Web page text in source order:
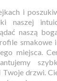
i
naszej
naszą
smakowe
miejsca.
drzwi.